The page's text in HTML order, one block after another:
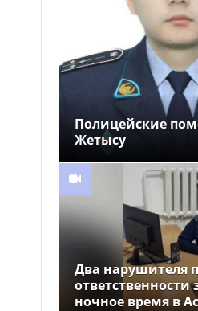
новые арт-композиции
украсили Алматы
Полиция
граждан о новой схеме
телефонного
Полицейские
Жетысу
Два нарушителя
ответственности
ночное время в